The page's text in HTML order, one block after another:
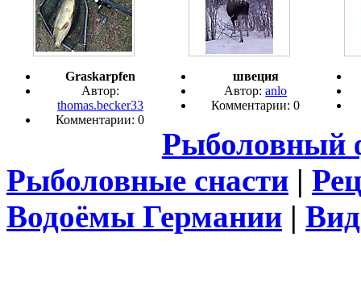
Graskarpfen
Автор:
thomas.becker33
Комментарии: 0
швеция
Автор:anlo
Комментарии: 0
Рыболовный
Рыболовные снасти |
Водоёмы Германии |